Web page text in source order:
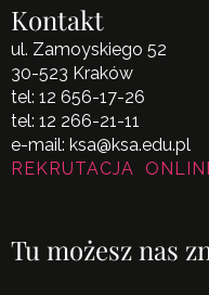
Kontakt
ul. Zamoyskiego 52
30-523 Kraków
tel: 12 656-17-26
tel: 12 266-21-11
e-mail: ksa@ksa.edu.pl
REKRUTACJA
Tu możesz nas